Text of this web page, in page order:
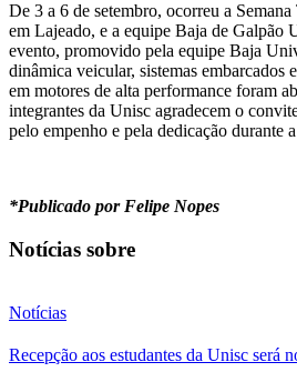
De 3 a 6 de setembro, ocorreu a
em Lajeado, e a equipe Baja de Galpão
evento, promovido pela equipe Baja
dinâmica veicular, sistemas embarcados
em motores de alta performance foram
integrantes da Unisc agradecem o
pelo empenho e pela dedicação durante
*Publicado por Felipe Nopes
Notícias sobre
Notícias
Recepção aos estudantes da Unisc será